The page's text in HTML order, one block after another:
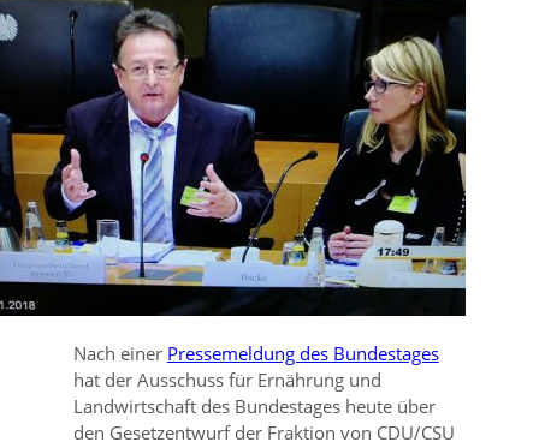
Nach einer Pressemeldung des Bundestages
hat der Ausschuss für Ernährung und
Landwirtschaft des Bundestages heute über
den Gesetzentwurf der Fraktion von CDU/CSU